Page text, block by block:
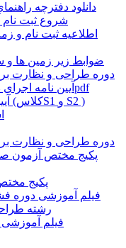
دانلود دفترچه
شروع ثبت نام
اطلاعیه ثبت نام و
ضوابط زیر زمین ها و
دوره طراحی و نظارت بر
آیین نامه اجرای درب خروج آتش نشانی و دوربند+فایلpdf
آیین نامه مجموعه پمپ های آتش نشانی (کلاسS1 و S2 )
دوره طراحی و نظارت بر
پکیج مختص آزمون
پکیج
فیلم آموزشی دوره
رشته
فیلم